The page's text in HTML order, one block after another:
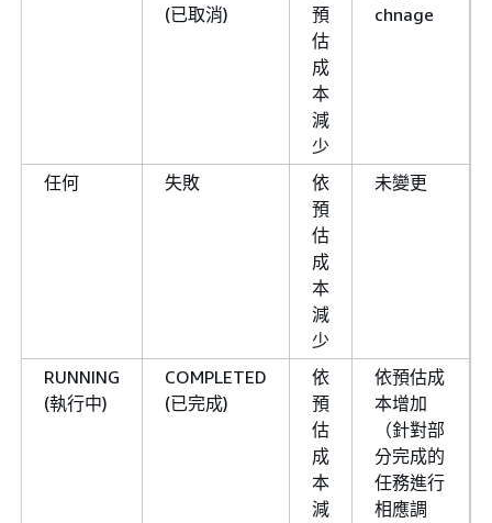
(已取消)
預
估
成
本
減
少
chnage
任何 失敗
依
預
估
成
本
減
少
未變更
RUNNING
(執行中)
COMPLETED
(已完成)
依
預
估
成
本
減
依預估成
本增加
（針對部
分完成的
任務進行
相應調